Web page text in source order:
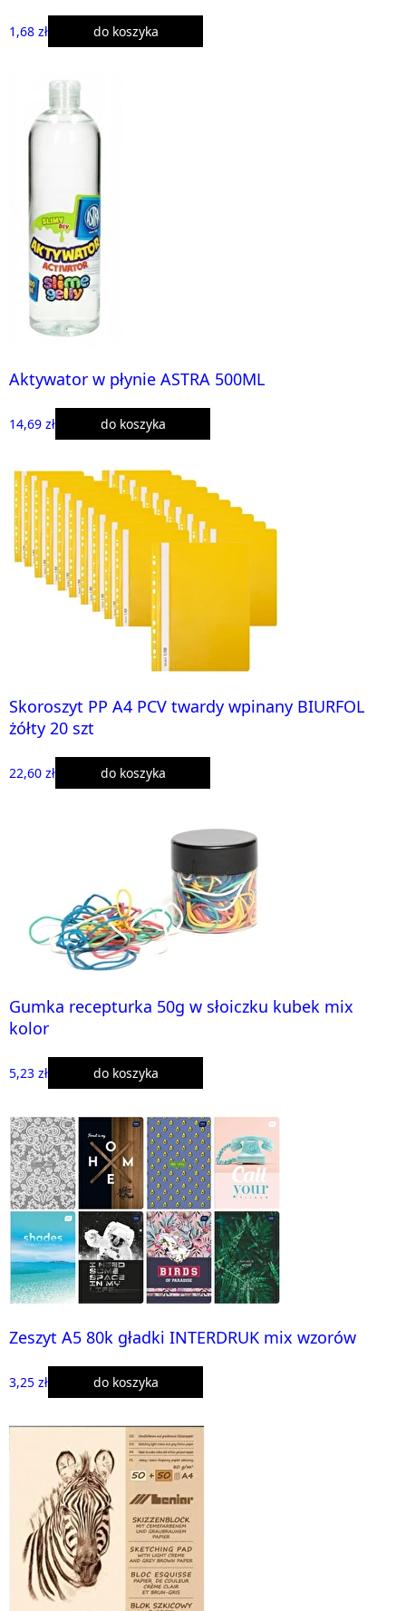
1,68 zł do koszyka
Aktywator w płynie ASTRA 500ML
14,69 zł do koszyka
Skoroszyt PP A4 PCV twardy wpinany BIURFOL
żółty 20 szt
22,60 zł do koszyka
Gumka recepturka 50g w słoiczku kubek mix
kolor
5,23 zł do koszyka
Zeszyt A5 80k gładki INTERDRUK mix wzorów
3,25 zł do koszyka